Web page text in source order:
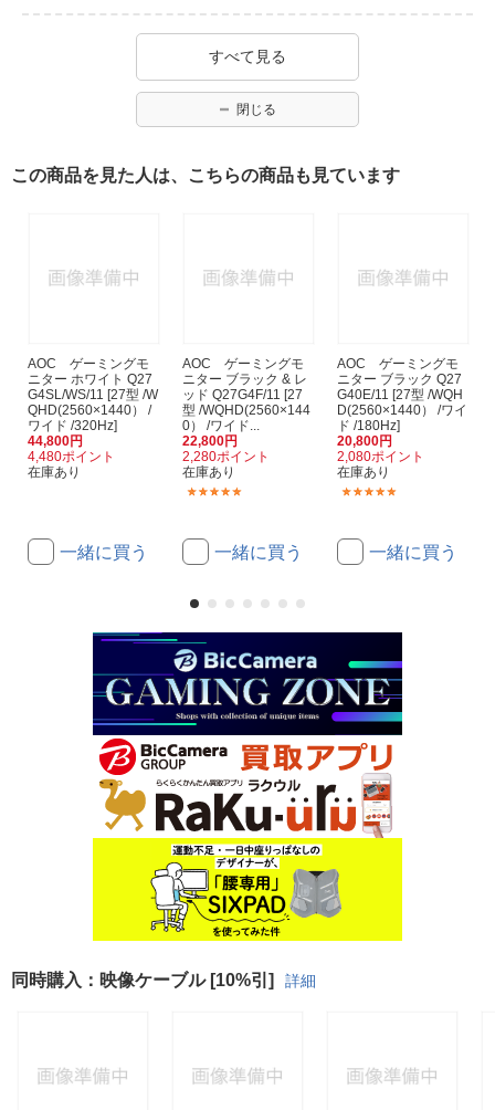
すべて見る
閉じる
この商品を見た人は、こちらの商品も見ています
AOC ゲーミングモ
ニター ホワイト Q27
G4SL/WS/11 [27型 /W
QHD(2560×1440） /
ワイド /320Hz]
44,800円
4,480ポイント
在庫あり
一緒に買う
AOC ゲーミングモ
ニター ブラック & レ
ッド Q27G4F/11 [27
型 /WQHD(2560×144
0） /ワイド...
22,800円
2,280ポイント
在庫あり
一緒に買う
AOC ゲーミングモ
ニター ブラック Q27
G40E/11 [27型 /WQH
D(2560×1440） /ワイ
ド /180Hz]
20,800円
2,080ポイント
在庫あり
一緒に買う
同時購入：映像ケーブル [10%引] 詳細